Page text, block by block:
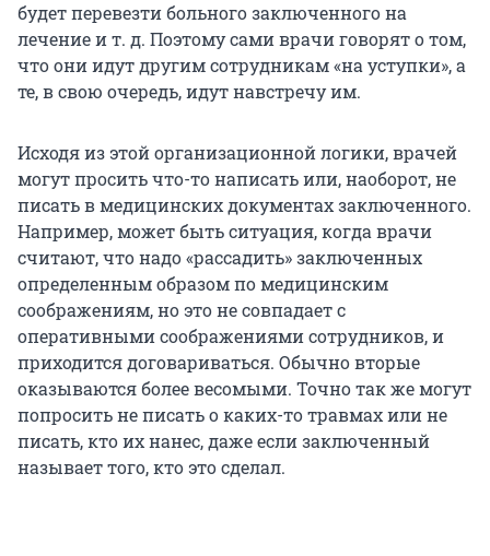
будет перевезти больного заключенного на
лечение и т. д. Поэтому сами врачи говорят о том,
что они идут другим сотрудникам «на уступки», а
те, в свою очередь, идут навстречу им.
Исходя из этой организационной логики, врачей
могут просить что-то написать или, наоборот, не
писать в медицинских документах заключенного.
Например, может быть ситуация, когда врачи
считают, что надо «рассадить» заключенных
определенным образом по медицинским
соображениям, но это не совпадает с
оперативными соображениями сотрудников, и
приходится договариваться. Обычно вторые
оказываются более весомыми. Точно так же могут
попросить не писать о каких-то травмах или не
писать, кто их нанес, даже если заключенный
называет того, кто это сделал.